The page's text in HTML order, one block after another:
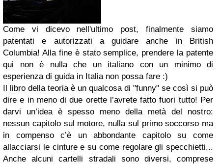
Come vi dicevo nell'ultimo post, finalmente siamo
patentati e autorizzati a guidare anche in British
Columbia! Alla fine è stato semplice, prendere la patente
qui non è nulla che un italiano con un minimo di
esperienza di guida in Italia non possa fare :)
Il libro della teoria è un qualcosa di "funny" se così si può
dire e in meno di due orette l’avrete fatto fuori tutto! Per
darvi un’idea è spesso meno della metà del nostro:
nessun capitolo sul motore, nulla sul primo soccorso ma
in compenso c’è un abbondante capitolo su come
allacciarsi le cinture e su come regolare gli specchietti...
Anche alcuni cartelli stradali sono diversi, comprese